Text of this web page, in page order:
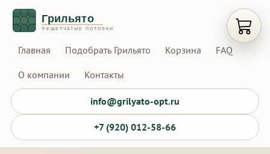
Главная Подобрать Грильято Корзина FAQ
О компании Контакты
info@grilyato-opt.ru
+7 (920) 012-58-66